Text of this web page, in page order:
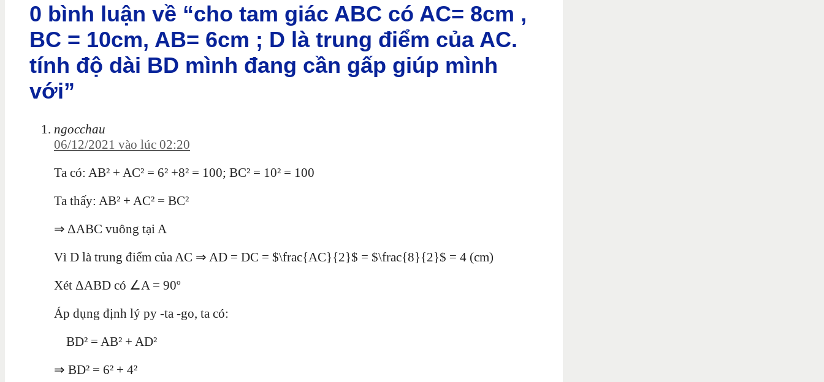
0 bình luận về “cho tam giác ABC có AC= 8cm ,
BC = 10cm, AB= 6cm ; D là trung điểm của AC.
tính độ dài BD mình đang cần gấp giúp mình
với”
ngocchau
06/12/2021 vào lúc 02:20
Ta có: AB² + AC² = 6² +8² = 100; BC² = 10² = 100
Ta thấy: AB² + AC² = BC²
⇒ ΔABC vuông tại A
Vì D là trung điểm của AC ⇒ AD = DC = $\frac{AC}{2}$ = $\frac{8}{2}$ = 4 (cm)
Xét ΔABD có ∠A = 90º
Áp dụng định lý py -ta -go, ta có:
BD² = AB² + AD²
⇒ BD² = 6² + 4²